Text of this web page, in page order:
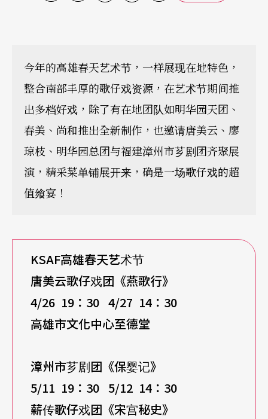
今年的高雄春天艺术节，一样展现在地特色，
整合南部丰厚的歌仔戏资源，在艺术节期间推
出多档好戏，除了有在地团队如明华园天团、
春美、尚和推出全新制作，也邀请唐美云、廖
琼枝、明华园总团与福建漳州市芗剧团齐聚展
演，精采菜单铺展开来，确是一场歌仔戏的超
值飨宴！
KSAF高雄春天艺术节
唐美云歌仔戏团《燕歌行》
4/26 19 ：30 4/27 14：30
高雄市文化中心至德堂
漳州市芗剧团《保婴记》
5/11 19 ：30 5/12 14：30
薪传歌仔戏团《宋宫秘史》